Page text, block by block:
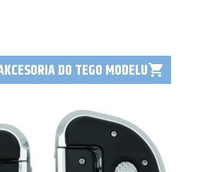
DO TEGO MODELU